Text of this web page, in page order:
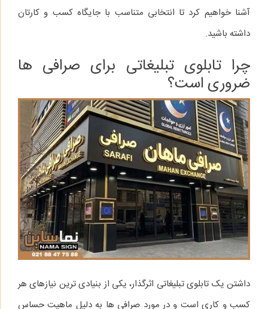
آشنا خواهیم کرد تا انتخابی متناسب با جایگاه کسب‌ و کارتان
داشته باشید.
چرا تابلوی تبلیغاتی برای صرافی‌ ها
ضروری است؟
داشتن یک تابلوی تبلیغاتی اثرگذار، یکی از بنیادی‌ ترین نیازهای هر
کسب‌ و کاری است و در مورد صرافی‌ ها به دلیل ماهیت حساس